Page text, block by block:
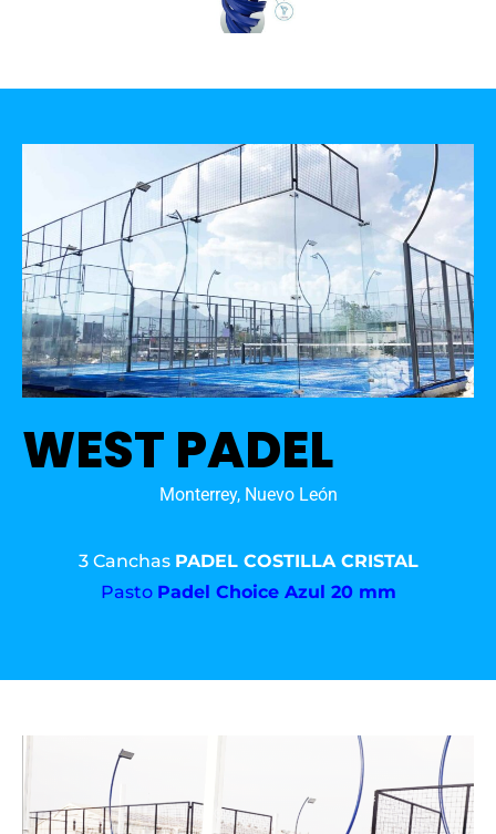
WEST PADEL
Monterrey, Nuevo León
3 Canchas PADEL COSTILLA CRISTAL
Pasto Padel Choice Azul 20 mm